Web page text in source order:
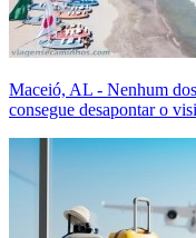
Maceió, AL - Nenhum
consegue desapontar o